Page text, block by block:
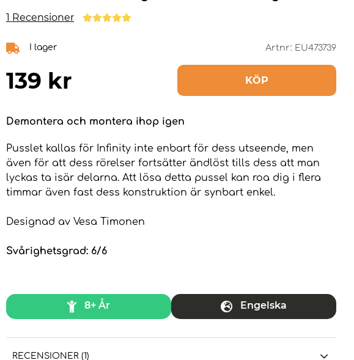
1 Recensioner
I lager Artnr: EU473739
139 kr KÖP
Demontera och montera ihop igen
Pusslet kallas för Infinity inte enbart för dess utseende, men
även för att dess rörelser fortsätter ändlöst tills dess att man
lyckas ta isär delarna. Att lösa detta pussel kan roa dig i flera
timmar även fast dess konstruktion är synbart enkel.
Designad av Vesa Timonen
Svårighetsgrad: 6/6
8+ År Engelska
RECENSIONER (1)